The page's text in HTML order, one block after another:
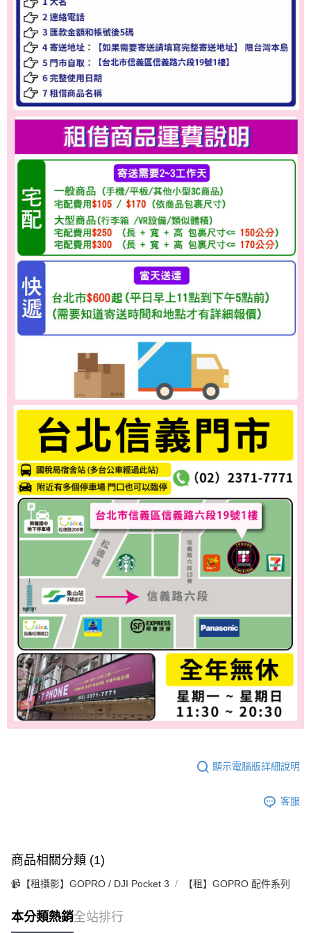
顯示電腦版詳細說明
客服
商品相關分類 (1)
📹【租攝影】GOPRO / DJI Pocket 3 【租】GOPRO 配件系列
本分類熱銷全站排行